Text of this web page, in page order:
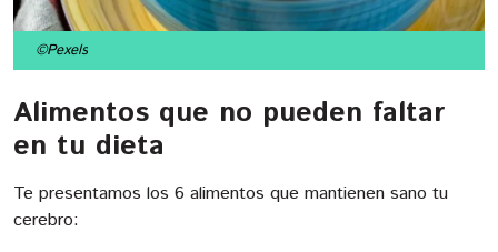
©Pexels
Alimentos que no pueden faltar
en tu dieta
Te presentamos los 6 alimentos que mantienen sano tu
cerebro: